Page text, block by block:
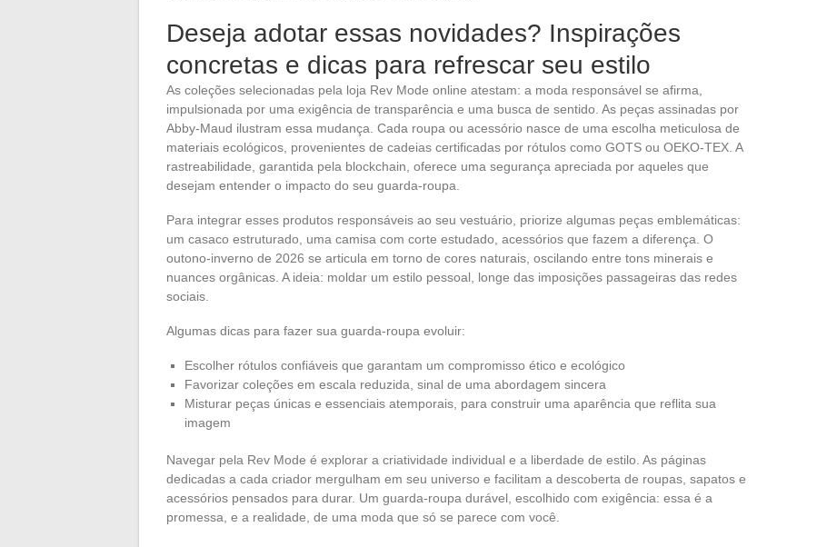
Deseja adotar essas novidades? Inspirações
concretas e dicas para refrescar seu estilo
As coleções selecionadas pela loja Rev Mode online atestam: a moda responsável se afirma,
impulsionada por uma exigência de transparência e uma busca de sentido. As peças assinadas por
Abby-Maud ilustram essa mudança. Cada roupa ou acessório nasce de uma escolha meticulosa de
materiais ecológicos, provenientes de cadeias certificadas por rótulos como GOTS ou OEKO-TEX. A
rastreabilidade, garantida pela blockchain, oferece uma segurança apreciada por aqueles que
desejam entender o impacto do seu guarda-roupa.
Para integrar esses produtos responsáveis ao seu vestuário, priorize algumas peças emblemáticas:
um casaco estruturado, uma camisa com corte estudado, acessórios que fazem a diferença. O
outono-inverno de 2026 se articula em torno de cores naturais, oscilando entre tons minerais e
nuances orgânicas. A ideia: moldar um estilo pessoal, longe das imposições passageiras das redes
sociais.
Algumas dicas para fazer sua guarda-roupa evoluir:
Escolher rótulos confiáveis que garantam um compromisso ético e ecológico
Favorizar coleções em escala reduzida, sinal de uma abordagem sincera
Misturar peças únicas e essenciais atemporais, para construir uma aparência que reflita sua
imagem
Navegar pela Rev Mode é explorar a criatividade individual e a liberdade de estilo. As páginas
dedicadas a cada criador mergulham em seu universo e facilitam a descoberta de roupas, sapatos e
acessórios pensados para durar. Um guarda-roupa durável, escolhido com exigência: essa é a
promessa, e a realidade, de uma moda que só se parece com você.